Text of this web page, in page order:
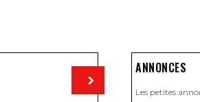
ANNONCES
Les petites